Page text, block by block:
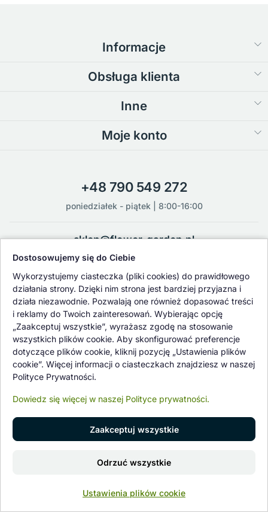
Informacje
Obsługa klienta
Inne
Moje konto
+48 790 549 272
poniedziałek - piątek | 8:00-16:00
sklep@flower-garden.pl
Oferowane przez nas rośliny i nasiona podlegają regularnej ścisłej
kontroli jakości oraz kontroli zdrowotnej przeprowadzanej przez
wykwalifikowane osoby z Państwowej Inspekcji Ochrony Roślin i
Nasiennictwa.
© 1997 - 2026 flower-garden.pl | Wszelkie prawa zastrzeżone.
Dostosowujemy się do Ciebie
Wykorzystujemy ciasteczka (pliki cookies) do prawidłowego
działania strony. Dzięki nim strona jest bardziej przyjazna i
działa niezawodnie. Pozwalają one również dopasować treści
i reklamy do Twoich zainteresowań. Wybierając opcję
„Zaakceptuj wszystkie”, wyrażasz zgodę na stosowanie
wszystkich plików cookie. Aby skonfigurować preferencje
dotyczące plików cookie, kliknij pozycję „Ustawienia plików
cookie”. Więcej informacji o ciasteczkach znajdziesz w naszej
Polityce Prywatności.
Dowiedz się więcej w naszej Polityce prywatności.
Zaakceptuj wszystkie
Odrzuć wszystkie
Ustawienia plików cookie